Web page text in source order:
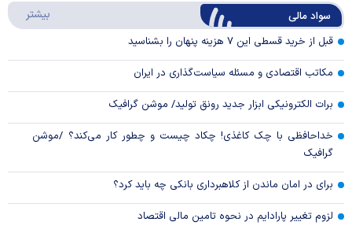
Video
سواد مالی بیشتر
قبل از خرید قسطی این ۷ هزینه پنهان را بشناسید
مکاتب اقتصادی و مسئله سیاست‌گذاری در ایران
برات الکترونیکی ابزار جدید رونق تولید/ موشن گرافیک
خداحافظی با چک کاغذی! چکاد چیست و چطور کار می‌کند؟ /موشن
گرافیک
برای در امان ماندن از کلاهبرداری بانکی چه باید کرد؟
لزوم تغییر پارادایم در نحوه تامین مالی اقتصاد